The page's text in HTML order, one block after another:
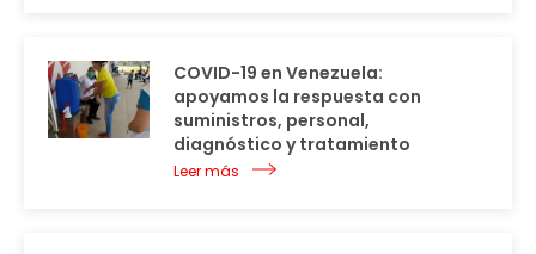
COVID-19 en Venezuela:
apoyamos la respuesta con
suministros, personal,
diagnóstico y tratamiento
Leer más